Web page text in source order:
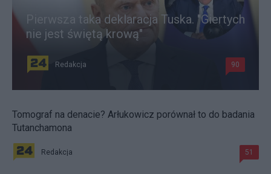
Pierwsza taka deklaracja Tuska. "Giertych
nie jest świętą krową"
Redakcja 90
Tomograf na denacie? Arłukowicz porównał to do badania
Tutanchamona
Redakcja 51